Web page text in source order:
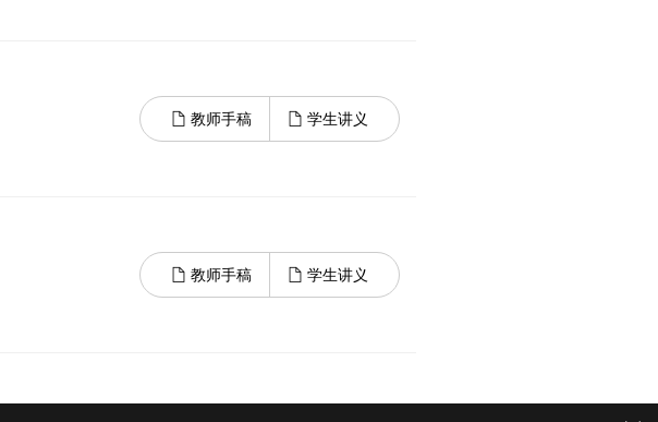
教师手稿 学生讲义
教师手稿 学生讲义